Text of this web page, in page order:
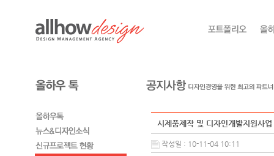
시제품제작 및 디자인개발지원사
작성일 : 10-11-04 10:11